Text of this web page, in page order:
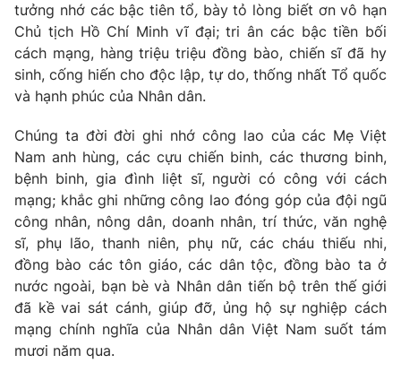
VTV Sức khoẻ Bất động sản
Thị trường 24h Tấm lòng Việt
VTV9 VTV8
Liên hệ tòa soạn English
THỜI BÁO VTV
tưởng nhớ các bậc tiên tổ,bày tỏ lòng biết ơn vô hạn
Chủ tịch Hồ Chí Minh vĩ đại; tri ân các bậc tiền bối
cách mạng, hàng triệu triệu đồng bào, chiến sĩ đã hy
sinh, cống hiến cho độc lập, tự do, thống nhất Tổ quốc
và hạnh phúc của Nhân dân.
Chúng ta đời đời ghi nhớ công lao của các Mẹ Việt
Nam anh hùng, các cựu chiến binh, các thương binh,
bệnh binh, gia đình liệt sĩ, người có công với cách
mạng; khắc ghi những công lao đóng góp của đội ngũ
công nhân, nông dân, doanh nhân, trí thức, văn nghệ
sĩ, phụ lão, thanh niên, phụ nữ, các cháu thiếu nhi,
đồng bào các tôn giáo, các dân tộc, đồng bào ta ở
nước ngoài, bạn bè và Nhân dân tiến bộ trên thế giới
đã kề vai sát cánh, giúp đỡ, ủng hộ sự nghiệp cách
mạng chính nghĩa của Nhân dân Việt Nam suốt tám
mươi năm qua.